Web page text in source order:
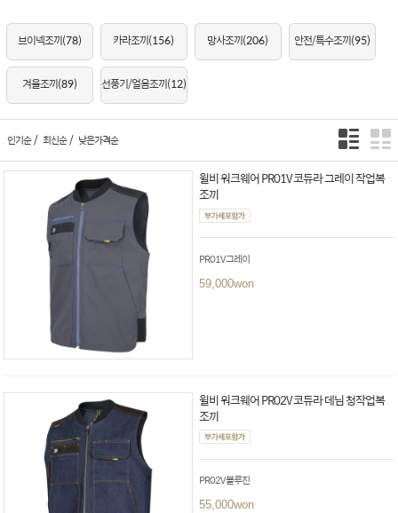
브이넥조끼(78) 카라조끼(156) 망사조끼(206) 안전/특수조끼(95)
겨울조끼(89) 선풍기/얼음조끼(12)
인기순/ 최신순/ 낮은가격순
윌비 워크웨어 PR01V 코듀라 그레이 작업복
조끼
PR01V 그레이
59,000won
윌비 워크웨어 PR02V 코듀라 데님 청작업복
조끼
PR02V 블루진
55,000won